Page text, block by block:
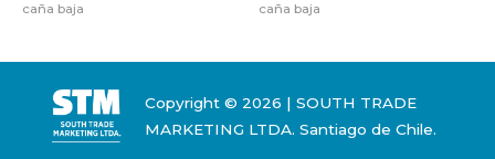
caña baja caña baja
Copyright © 2026 | SOUTH TRADE
MARKETING LTDA. Santiago de Chile.